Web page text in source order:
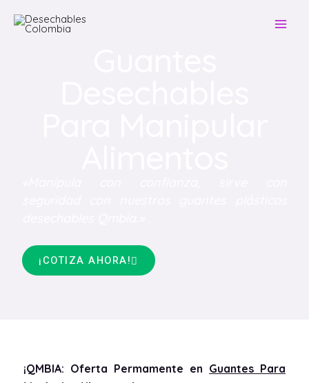
¡COTIZA AHORA!
¡QMBIA: Oferta Permamente en Guantes Para